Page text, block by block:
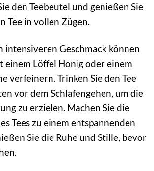
den Teebeutel und genießen Sie
Tee in vollen Zügen.
intensiveren Geschmack können
einem Löffel Honig oder einem
verfeinern. Trinken Sie den Tee
vor dem Schlafengehen, um die
zu erzielen. Machen Sie die
Tees zu einem entspannenden
Sie die Ruhe und Stille, bevor